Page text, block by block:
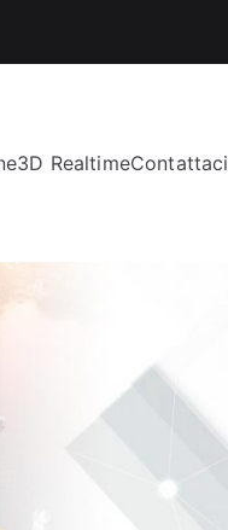
3D RealtimeContattaci